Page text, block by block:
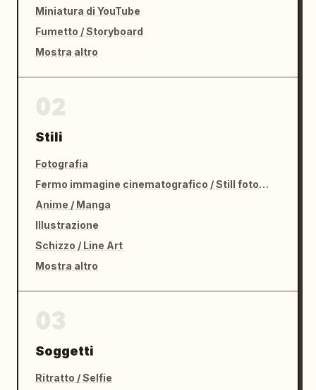
Miniatura di YouTube
Fumetto / Storyboard
Mostra altro
Stili
Fotografia
Fermo immagine cinematografico / Still fotografico
Anime / Manga
Illustrazione
Schizzo / Line Art
Mostra altro
Soggetti
Ritratto / Selfie